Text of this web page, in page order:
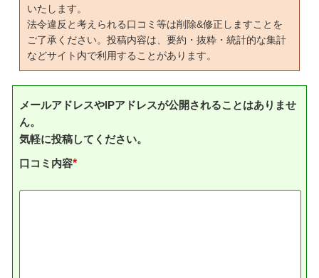
いたします。
法令違反と考えられる口コミ等は削除&修正しますことを
ご了承ください。投稿内容は、要約・抜粋・統計的な集計
などサイト内で利用することがあります。
メールアドレスやIPアドレスが公開されることはありませ
ん。
気軽に投稿してください。
口コミ内容*